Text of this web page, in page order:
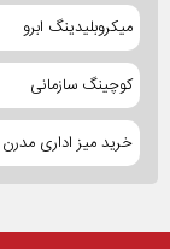
میکروبلیدینگ ابرو
کوچینگ سازمانی
خرید میز اداری مدرن